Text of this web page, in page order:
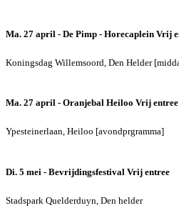
Ma. 27 april - De Pimp - Horecaplein Vrij
Koningsdag Willemsoord, Den Helder
Ma. 27 april - Oranjebal Heiloo Vrij entree
Ypesteinerlaan, Heiloo [avondprgramma]
Di. 5 mei - Bevrijdingsfestival Vrij entree
Stadspark Quelderduyn, Den helder